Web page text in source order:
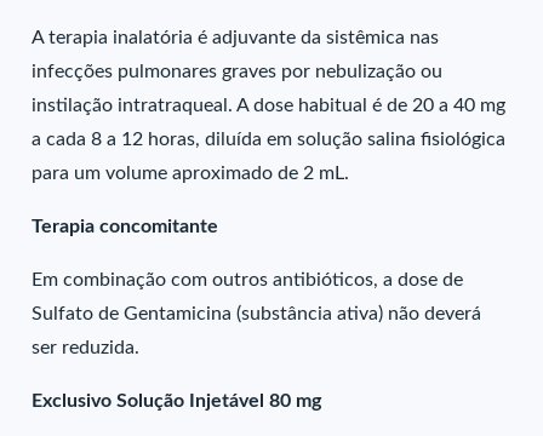
A terapia inalatória é adjuvante da sistêmica nas
infecções pulmonares graves por nebulização ou
instilação intratraqueal. A dose habitual é de 20 a 40 mg
a cada 8 a 12 horas, diluída em solução salina fisiológica
para um volume aproximado de 2 mL.
Terapia concomitante
Em combinação com outros antibióticos, a dose de
Sulfato de Gentamicina (substância ativa) não deverá
ser reduzida.
Exclusivo Solução Injetável 80 mg